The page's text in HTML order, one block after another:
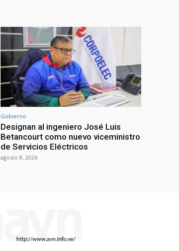
Gobierno
Designan al ingeniero José Luis
Betancourt como nuevo viceministro
de Servicios Eléctricos
agosto 8, 2026